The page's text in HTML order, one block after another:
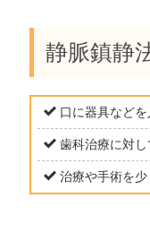
静脈鎮静
口に器具など
⻭科治療に対
治療や⼿術を